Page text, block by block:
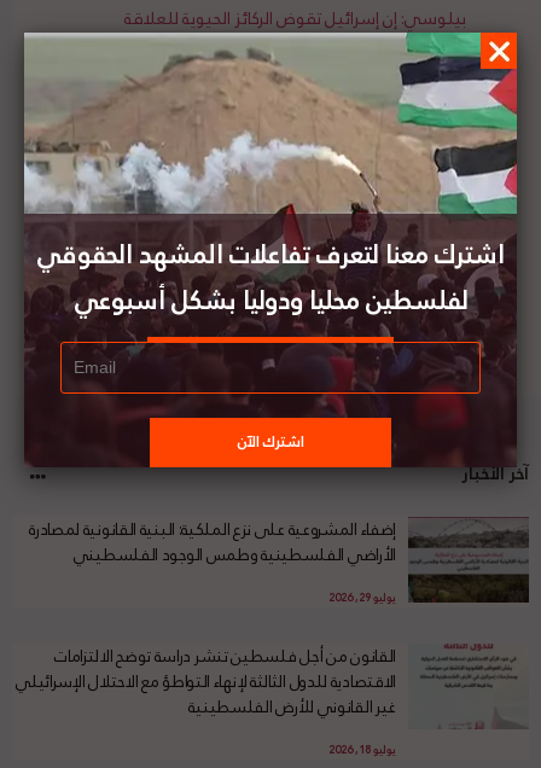
بيلوسي: إن إسرائيل تقوض الركائز الحيوية للعلاقة
الأمريكية الإسرائيلية إذا نفذت الضم
الرئيس الإسرائيلي يدعو إلى تهدئة خلافات
المستوطنين حول ضم الضفة الغربية
آخر الأخبار
إضفاء المشروعية على نزع الملكية: البنية القانونية لمصادرة
الأراضي الفلسطينية وطمس الوجود الفلسطيني
يوليو 29, 2026
القانون من أجل فلسطين تنشر دراسة توضح الالتزامات
الاقتصادية للدول الثالثة لإنهاء التواطؤ مع الاحتلال الإسرائيلي
غير القانوني للأرض الفلسطينية
يوليو 18, 2026
اشترك معنا لتعرف تفاعلات المشهد الحقوقي
لفلسطين محليا ودوليا بشكل أسبوعي